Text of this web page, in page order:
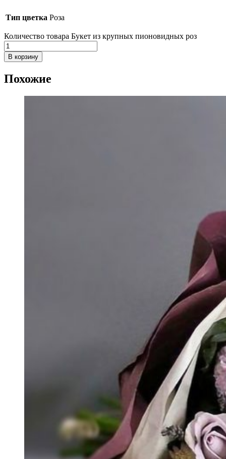
Тип цветка Роза
Количество товара Букет из крупных пионовидных роз
В корзину
Похожие